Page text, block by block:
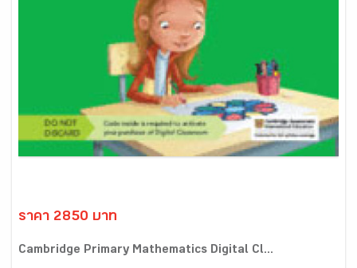
ราคา 2850 บาท
Cambridge Primary Mathematics Digital Cl...